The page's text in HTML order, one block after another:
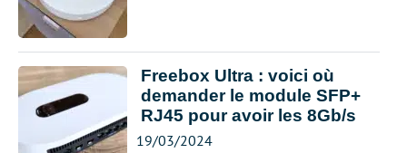
Freebox Ultra : voici où
demander le module SFP+
RJ45 pour avoir les 8Gb/s
19/03/2024